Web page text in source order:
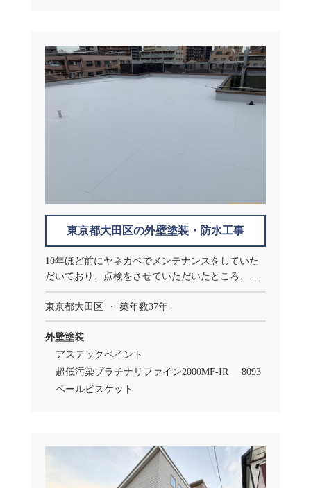
東京都大田区の外壁塗装・防水工事
10年ほど前にヤネカベでメンテナンスをしていた
だいており、点検をさせていただいたところ、再
度メンテナンスを行いたいというお話をいただき
ました。
東京都大田区 築年数37年
外壁塗装
アステックペイント
超低汚染プラチナリファイン2000MF-IR
8093
ペールビスケット